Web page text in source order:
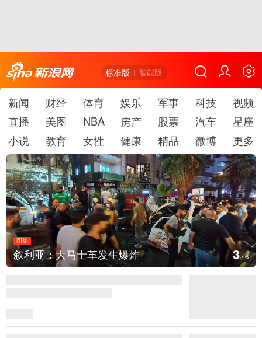
标准版 智能版
新闻 财经 体育 娱乐 军事 科技
视频
直播
美图 NBA 房产 股票 汽车
星座
小说
教育 女性 健康 精品 微博 更多
图集
叙利亚：大马士革发生爆炸 4/6